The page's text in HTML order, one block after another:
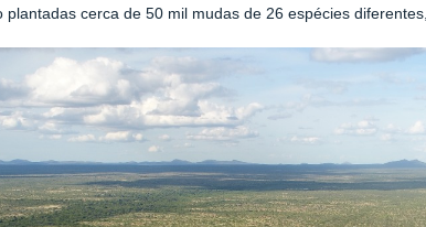
plantadas cerca de 50 mil mudas de 26 espécies